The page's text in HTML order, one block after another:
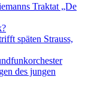
Traktat „De
späten Strauss,
des jungen